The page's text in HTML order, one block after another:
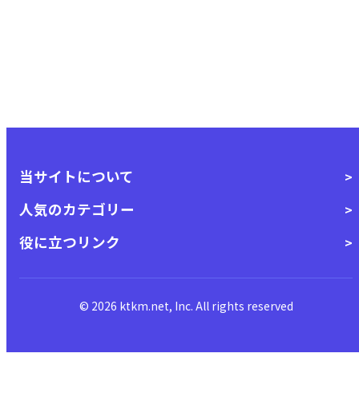
当サイトについて
人気のカテゴリー
役に立つリンク
© 2026 ktkm.net, Inc. All rights reserved